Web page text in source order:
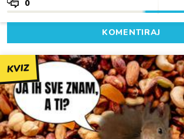
0
KOMENTIRAJ
KVIZ